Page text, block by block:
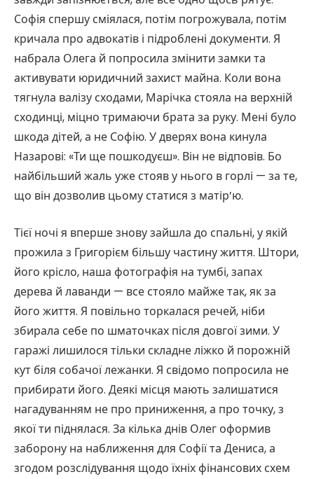
Софія спершу сміялася, потім погрожувала, потім
кричала про адвокатів і підроблені документи. Я
набрала Олега й попросила змінити замки та
активувати юридичний захист майна. Коли вона
тягнула валізу сходами, Марічка стояла на верхній
сходинці, міцно тримаючи брата за руку. Мені було
шкода дітей, а не Софію. У дверях вона кинула
Назарові: «Ти ще пошкодуєш». Він не відповів. Бо
найбільший жаль уже стояв у нього в горлі — за те,
що він дозволив цьому статися з матір’ю.
Тієї ночі я вперше знову зайшла до спальні, у якій
прожила з Григорієм більшу частину життя. Штори,
його крісло, наша фотографія на тумбі, запах
дерева й лаванди — все стояло майже так, як за
його життя. Я повільно торкалася речей, ніби
збирала себе по шматочках після довгої зими. У
гаражі лишилося тільки складне ліжко й порожній
кут біля собачої лежанки. Я свідомо попросила не
прибирати його. Деякі місця мають залишатися
нагадуванням не про приниження, а про точку, з
якої ти піднялася. За кілька днів Олег оформив
заборону на наближення для Софії та Дениса, а
згодом розслідування щодо їхніх фінансових схем